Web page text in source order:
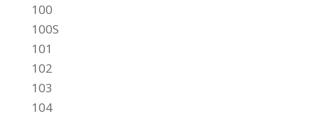
100
100S
101
102
103
104